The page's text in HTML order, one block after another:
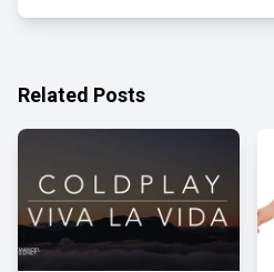
Related Posts